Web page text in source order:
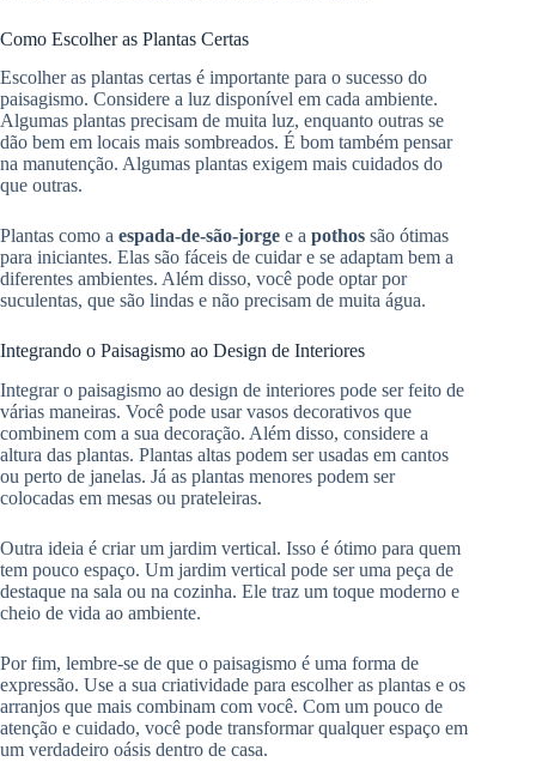
Como Escolher as Plantas Certas
Escolher as plantas certas é importante para o sucesso do
paisagismo. Considere a luz disponível em cada ambiente.
Algumas plantas precisam de muita luz, enquanto outras se
dão bem em locais mais sombreados. É bom também pensar
na manutenção. Algumas plantas exigem mais cuidados do
que outras.
Plantas como a espada-de-são-jorge e a pothos são ótimas
para iniciantes. Elas são fáceis de cuidar e se adaptam bem a
diferentes ambientes. Além disso, você pode optar por
suculentas, que são lindas e não precisam de muita água.
Integrando o Paisagismo ao Design de Interiores
Integrar o paisagismo ao design de interiores pode ser feito de
várias maneiras. Você pode usar vasos decorativos que
combinem com a sua decoração. Além disso, considere a
altura das plantas. Plantas altas podem ser usadas em cantos
ou perto de janelas. Já as plantas menores podem ser
colocadas em mesas ou prateleiras.
Outra ideia é criar um jardim vertical. Isso é ótimo para quem
tem pouco espaço. Um jardim vertical pode ser uma peça de
destaque na sala ou na cozinha. Ele traz um toque moderno e
cheio de vida ao ambiente.
Por fim, lembre-se de que o paisagismo é uma forma de
expressão. Use a sua criatividade para escolher as plantas e os
arranjos que mais combinam com você. Com um pouco de
atenção e cuidado, você pode transformar qualquer espaço em
um verdadeiro oásis dentro de casa.